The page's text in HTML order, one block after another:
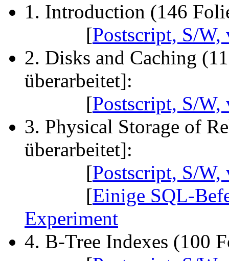
1. Introduction (146
[Postscript, S/
2. Disks and Caching
überarbeitet]:
[Postscript, S/
3. Physical Storage of
überarbeitet]:
[Postscript, S/
[Einige SQL-
Experiment
4. B-Tree Indexes (100